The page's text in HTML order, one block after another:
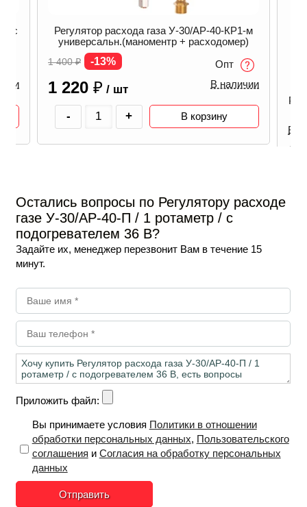
с
Регулятор расхода газа У-30/АР-40-КР1-м
универсальн.(маноментр + расходомер)
1 400₽ -13%
1 220 ₽ / шт
Опт
В наличии
- + В корзину
В
3
Остались вопросы по Регулятору расходе
газе У-30/АР-40-П / 1 ротаметр / с
подогревателем 36 В?
Задайте их, менеджер перезвонит Вам в течение 15
минут.
Приложить файл:
Вы принимаете условия Политики в отношении
обработки персональных данных, Пользовательского
соглашения и Согласия на обработку персональных
данных
Отправить